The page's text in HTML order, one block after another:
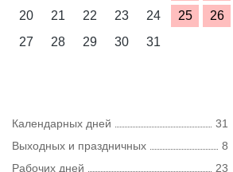
20
21 22 23 24 25
26
27
28 29 30 31
Календарных дней
31
Выходных и праздничных
8
Рабочих дней
23